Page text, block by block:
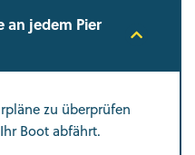
an jedem Pier
zu überprüfen
Boot abfährt.